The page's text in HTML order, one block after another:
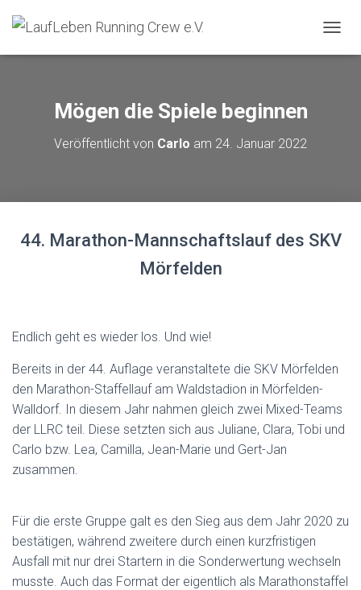
A
C
Mögen die Spiele beginnen
Veröffentlicht von Carlo am 24. Januar 2022
44. Marathon-Mannschaftslauf des SKV
Mörfelden
Endlich geht es wieder los. Und wie!
Bereits in der 44. Auflage veranstaltete die SKV Mörfelden
den Marathon-Staffellauf am Waldstadion in Mörfelden-
Walldorf. In diesem Jahr nahmen gleich zwei Mixed-Teams
der LLRC teil. Diese setzten sich aus Juliane, Clara, Tobi und
Carlo bzw. Lea, Camilla, Jean-Marie und Gert-Jan
zusammen.
Für die erste Gruppe galt es den Sieg aus dem Jahr 2020 zu
bestätigen, während zweitere durch einen kurzfristigen
Ausfall mit nur drei Startern in die Sonderwertung wechseln
musste. Auch das Format der eigentlich als Marathonstaffel